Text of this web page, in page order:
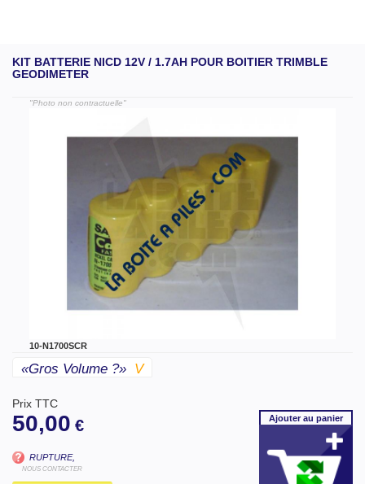
KIT BATTERIE NICD 12V / 1.7AH POUR BOITIER TRIMBLE
GEODIMETER
"Photo non contractuelle"
10-N1700SCR
«gros Volume ?» V
Prix TTC
50,00 €
RUPTURE,
NOUS CONTACTER
Ajouterau panier